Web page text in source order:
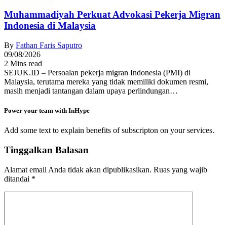
Muhammadiyah Perkuat Advokasi Pekerja Migran
Indonesia di Malaysia
By Fathan Faris Saputro
09/08/2026
2 Mins read
SEJUK.ID – Persoalan pekerja migran Indonesia (PMI) di
Malaysia, terutama mereka yang tidak memiliki dokumen resmi,
masih menjadi tantangan dalam upaya perlindungan…
Power your team with InHype
Add some text to explain benefits of subscripton on your services.
Tinggalkan Balasan
Alamat email Anda tidak akan dipublikasikan. Ruas yang wajib
ditandai *